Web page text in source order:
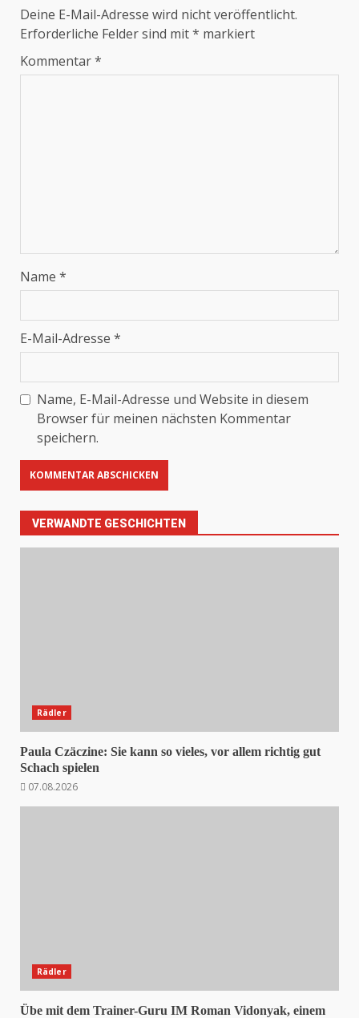
Deine E-Mail-Adresse wird nicht veröffentlicht.
Erforderliche Felder sind mit* markiert
Kommentar*
Name *
E-Mail-Adresse *
Name, E-Mail-Adresse und Website in diesem
Browser für meinen nächsten Kommentar
speichern.
VERWANDTE GESCHICHTEN
Rädler
Paula Czäczine: Sie kann so vieles, vor allem richtig gut
Schach spielen
07.08.2026
Rädler
Übe mit dem Trainer-Guru IM Roman Vidonyak, einem